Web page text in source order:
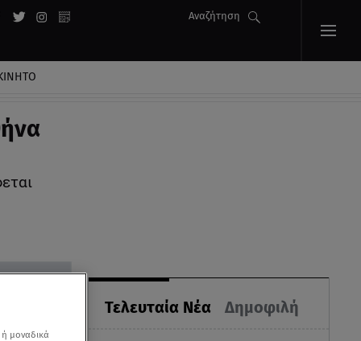
Αναζήτηση
Τελευταία Νέα Δημοφιλή
μοναδικά